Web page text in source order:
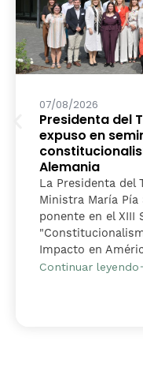
07/08/2026
Presidenta del
expuso en
Alemania
La Presidenta del
Ministra María
ponente en el XIII
Impacto en
Continuar leyendo